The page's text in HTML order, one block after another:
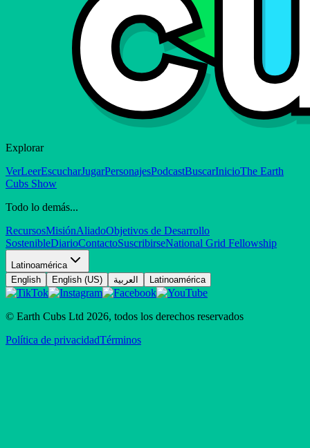
Explorar
VerLeerEscucharJugarPersonajesPodcastBuscarInicioThe Earth
Cubs Show
Todo lo demás...
RecursosMisiónAliadoObjetivos de Desarrollo
SostenibleDiarioContactoSuscribirseNational Grid Fellowship
Latinoamérica
English
English (US) العربية Latinoamérica
© Earth Cubs Ltd 2026, todos los derechos reservados
Política de privacidadTérminos